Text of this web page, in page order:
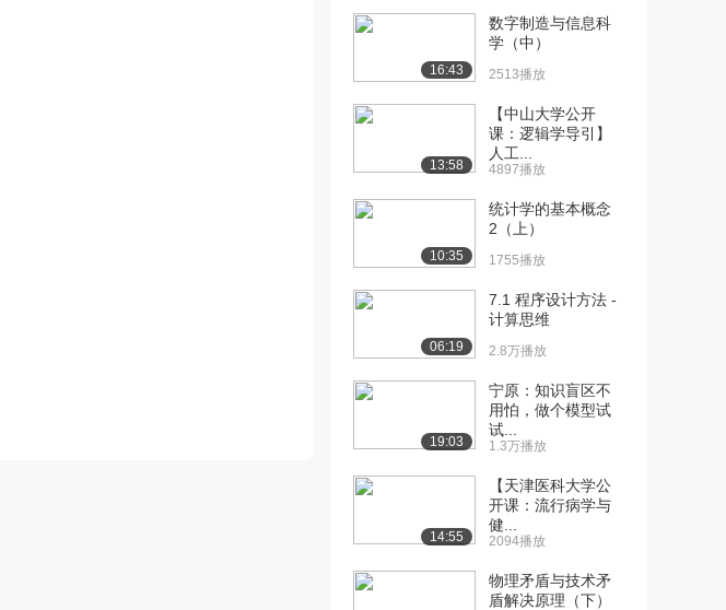
[10] 千锋物联网教程：
3.01 open...
1105播放
07:34
[11] 千锋物联网教程：
待播放
[12] 千锋物联网教程：
04:28
[13] 千锋物联网教程：
07:41
[14] 千锋物联网教程：
07:40
[15] 千锋物联网教程：
3.05 协议差矩...
3.05 协议差矩...
16:43
数字制造与信息科
学（中）
2513播放
13:58
【中山大学公开
课：逻辑学导引】
人工...
4897播放
10:35
统计学的基本概念
2（上）
1755播放
06:19
7.1 程序设计方法 -
计算思维
2.8万播放
19:03
宁原：知识盲区不
用怕，做个模型试
试...
1.3万播放
14:55
【天津医科大学公
开课：流行病学与
健...
2094播放
物理矛盾与技术矛
盾解决原理（下）